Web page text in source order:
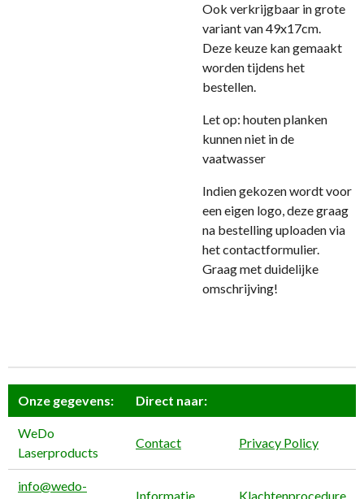
Ook verkrijgbaar in grote
variant van 49x17cm.
Deze keuze kan gemaakt
worden tijdens het
bestellen.
Let op: houten planken
kunnen niet in de
vaatwasser
Indien gekozen wordt voor
een eigen logo, deze graag
na bestelling uploaden via
het contactformulier.
Graag met duidelijke
omschrijving!
Onze gegevens: Direct naar:
WeDo
Laserproducts
Contact Privacy Policy
info@wedo-
Informatie Klachtenprocedure